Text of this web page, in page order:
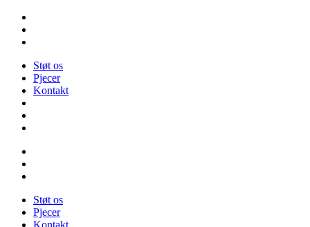
Videre
indhold
Støt os
Pjecer
Kontakt
Støt os
Pjecer
Kontakt